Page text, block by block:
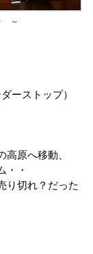
～
ーストップ）
原へ移動、
・・
り切れ？だった